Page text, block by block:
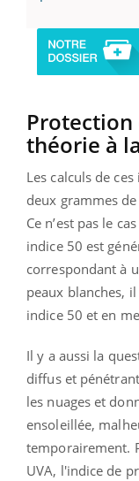
Protection
théorie à
Les calculs de
deux grammes
Ce n’est pas le
indice 50 est
correspondant à
peaux blanches,
indice 50 et en
Il y a aussi la
diffus et
les nuages ​​et
ensoleillée,
temporairement.
UVA, l'indice de